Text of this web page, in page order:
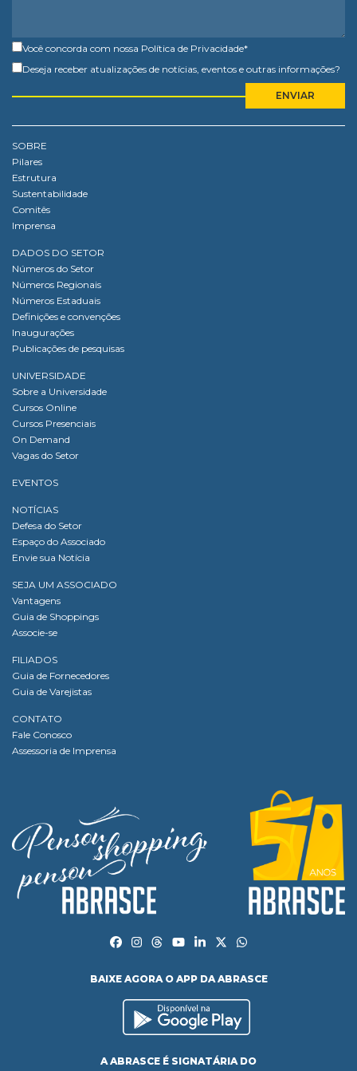
Você concorda com nossa Política de Privacidade*
Deseja receber atualizações de notícias, eventos e outras informações?
SOBRE
Pilares
Estrutura
Sustentabilidade
Comitês
Imprensa
DADOS DO SETOR
Números do Setor
Números Regionais
Números Estaduais
Definições e convenções
Inaugurações
Publicações de pesquisas
UNIVERSIDADE
Sobre a Universidade
Cursos Online
Cursos Presenciais
On Demand
Vagas do Setor
EVENTOS
NOTÍCIAS
Defesa do Setor
Espaço do Associado
Envie sua Notícia
SEJA UM ASSOCIADO
Vantagens
Guia de Shoppings
Associe-se
FILIADOS
Guia de Fornecedores
Guia de Varejistas
CONTATO
Fale Conosco
Assessoria de Imprensa
BAIXE AGORA O APP DA ABRASCE
A ABRASCE É SIGNATÁRIA DO